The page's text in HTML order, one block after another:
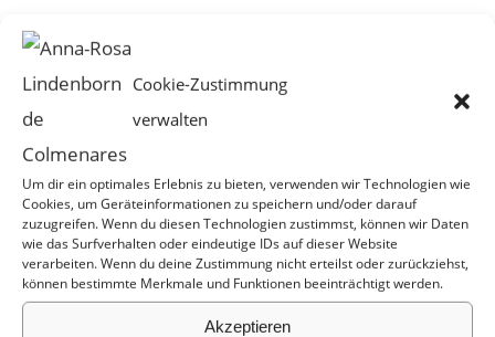
Cookie-Zustimmung
verwalten
Um dir ein optimales Erlebnis zu bieten, verwenden wir Technologien wie
Cookies, um Geräteinformationen zu speichern und/oder darauf
zuzugreifen. Wenn du diesen Technologien zustimmst, können wir Daten
wie das Surfverhalten oder eindeutige IDs auf dieser Website
verarbeiten. Wenn du deine Zustimmung nicht erteilst oder zurückziehst,
können bestimmte Merkmale und Funktionen beeinträchtigt werden.
Akzeptieren
Identifizierung des Vertrags, z.B.
Bestellnummer*
E-Mail*